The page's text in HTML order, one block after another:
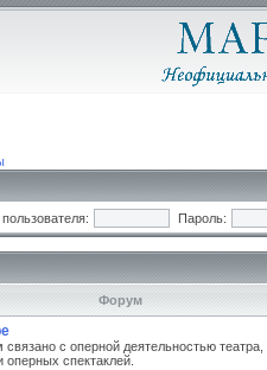
Пароль:
Форум
с оперной деятельностью
спектаклей.